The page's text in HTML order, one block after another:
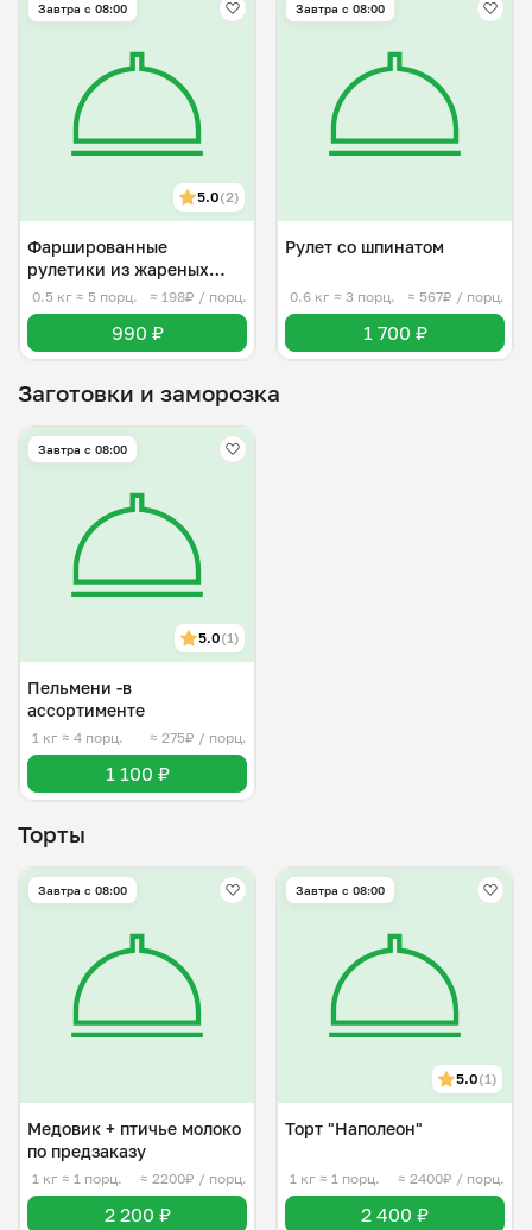
Завтра c 08:00
5.0(2)
Фаршированные
рулетики из жареных
баклажанов
0.5 кг ≈ 5 порц. ≈ 198₽ / порц.
990 ₽
Завтра c 08:00
Рулет со шпинатом
0.6 кг ≈ 3 порц. ≈ 567₽ / порц.
1 700 ₽
Заготовки и заморозка
Завтра c 08:00
5.0(1)
Пельмени -в
ассортименте
1 кг ≈ 4 порц. ≈ 275₽ / порц.
1 100 ₽
Торты
Завтра c 08:00
Медовик + птичье молоко
по предзаказу
1 кг ≈ 1 порц. ≈ 2200₽ / порц.
2 200 ₽
Завтра c 08:00
5.0(1)
Торт "Наполеон"
1 кг ≈ 1 порц. ≈ 2400₽ / порц.
2 400 ₽